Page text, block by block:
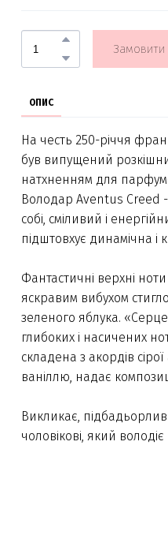
Замовити
ОПИС
На честь 250-річчя
був випущений
натхненням для
Володар Aventus Creed
собі, сміливий і
підштовхує динамічна і
Фантастичні верхні
яскравим вибухом
зеленого яблука.
глибоких і насичених
складена з акордів
ваніллю, надає
Викликає,
чоловікові, який